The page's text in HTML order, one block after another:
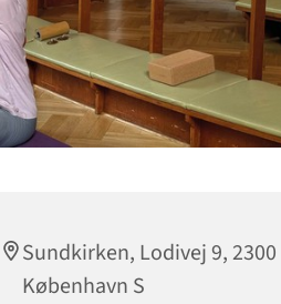
Sundkirken, Lodivej 9, 2300
København S